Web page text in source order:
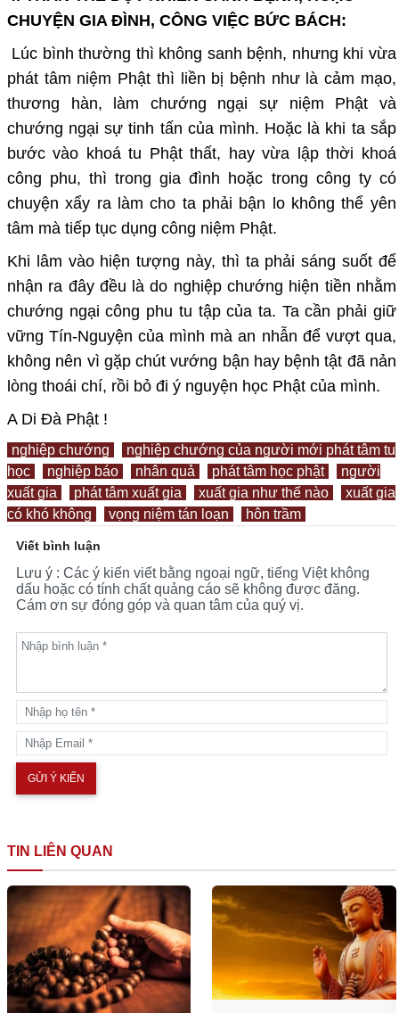
CHUYỆN GIA ĐÌNH, CÔNG VIỆC BỨC BÁCH:
Lúc bình thường thì không sanh bệnh, nhưng khi vừa
phát tâm niệm Phật thì liền bị bệnh như là cảm mạo,
thương hàn, làm chướng ngại sự niệm Phật và
chướng ngại sự tinh tấn của mình. Hoặc là khi ta sắp
bước vào khoá tu Phật thất, hay vừa lập thời khoá
công phu, thì trong gia đình hoặc trong công ty có
chuyện xẩy ra làm cho ta phải bận lo không thể yên
tâm mà tiếp tục dụng công niệm Phật.
Khi lâm vào hiện tượng này, thì ta phải sáng suốt để
nhận ra đây đều là do nghiệp chướng hiện tiền nhằm
chướng ngại công phu tu tập của ta. Ta cần phải giữ
vững Tín-Nguyện của mình mà an nhẫn để vượt qua,
không nên vì gặp chút vướng bận hay bệnh tật đã nản
lòng thoái chí, rồi bỏ đi ý nguyện học Phật của mình.
A Di Đà Phật !
nghiệp chướng
nghiệp chướng của người mới phát tâm tu
học
nghiệp báo nhân quả phát tâm học phật
người
xuất gia
phát tâm xuất gia xuất gia như thế nào
xuất gia
có khó không
vọng niệm tán loạn hôn trầm
Viết bình luận
Lưu ý : Các ý kiến viết bằng ngoại ngữ, tiếng Việt không
dấu hoặc có tính chất quảng cáo sẽ không được đăng.
Cám ơn sự đóng góp và quan tâm của quý vị.
TIN LIÊN QUAN